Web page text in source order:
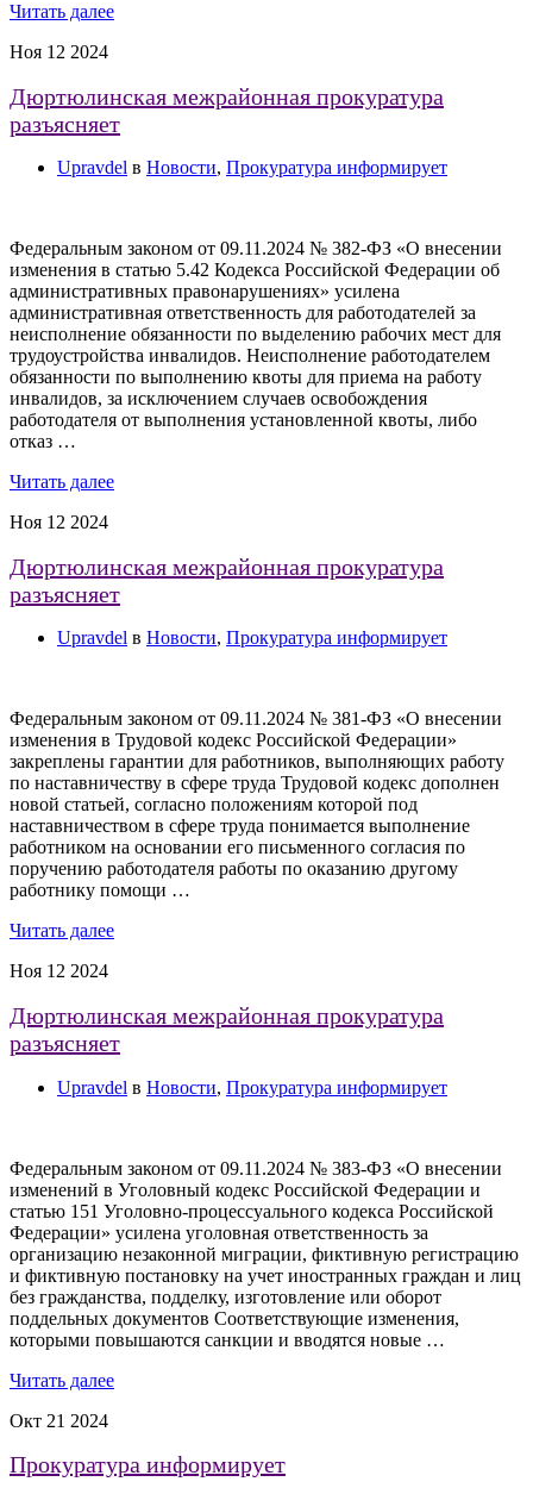
Читать далее
Ноя 12 2024
Дюртюлинская межрайонная прокуратура
разъясняет
Upravdel в Новости, Прокуратура информирует
Федеральным законом от 09.11.2024 № 382-ФЗ «О внесении
изменения в статью 5.42 Кодекса Российской Федерации об
административных правонарушениях» усилена
административная ответственность для работодателей за
неисполнение обязанности по выделению рабочих мест для
трудоустройства инвалидов. Неисполнение работодателем
обязанности по выполнению квоты для приема на работу
инвалидов, за исключением случаев освобождения
работодателя от выполнения установленной квоты, либо
отказ …
Читать далее
Ноя 12 2024
Дюртюлинская межрайонная прокуратура
разъясняет
Upravdel в Новости, Прокуратура информирует
Федеральным законом от 09.11.2024 № 381-ФЗ «О внесении
изменения в Трудовой кодекс Российской Федерации»
закреплены гарантии для работников, выполняющих работу
по наставничеству в сфере труда Трудовой кодекс дополнен
новой статьей, согласно положениям которой под
наставничеством в сфере труда понимается выполнение
работником на основании его письменного согласия по
поручению работодателя работы по оказанию другому
работнику помощи …
Читать далее
Ноя 12 2024
Дюртюлинская межрайонная прокуратура
разъясняет
Upravdel в Новости, Прокуратура информирует
Федеральным законом от 09.11.2024 № 383-ФЗ «О внесении
изменений в Уголовный кодекс Российской Федерации и
статью 151 Уголовно-процессуального кодекса Российской
Федерации» усилена уголовная ответственность за
организацию незаконной миграции, фиктивную регистрацию
и фиктивную постановку на учет иностранных граждан и лиц
без гражданства, подделку, изготовление или оборот
поддельных документов Соответствующие изменения,
которыми повышаются санкции и вводятся новые …
Читать далее
Окт 21 2024
Прокуратура информирует